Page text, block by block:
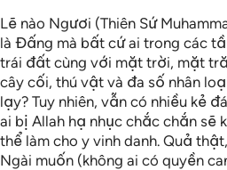
Lẽ nào Ngươi (Thiên Sứ
là Đấng mà bất cứ ai trong các
trái đất cùng với mặt trời, mặt
cây cối, thú vật và đa số nhân
lạy? Tuy nhiên, vẫn có nhiều kẻ
ai bị Allah hạ nhục chắc chắn sẽ
thể làm cho y vinh danh. Quả
Ngài muốn (không ai có quyền